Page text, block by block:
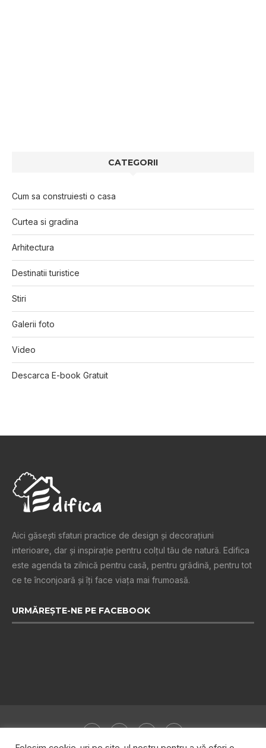
CATEGORII
Cum sa construiesti o casa
Curtea si gradina
Arhitectura
Destinatii turistice
Stiri
Galerii foto
Video
Descarca E-book Gratuit
Aici găsești sfaturi practice de design şi decoraţiuni
interioare, dar și inspiraţie pentru colţul tău de natură. Edifica
este agenda ta zilnică pentru casă, pentru grădină, pentru tot
ce te înconjoară şi îţi face viaţa mai frumoasă.
URMĂREȘTE-NE PE FACEBOOK